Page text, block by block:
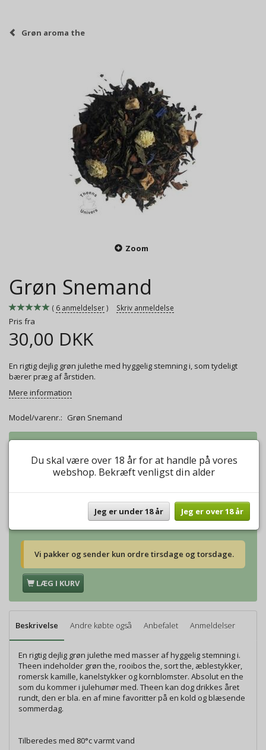
Grøn aroma the
Zoom
Grøn Snemand
6 anmeldelser Skriv anmeldelse
Pris fra
30,00 DKK
En rigtig dejlig grøn julethe med hyggelig stemning i, som tydeligt
bærer præg af årstiden.
Mere information
Model/varenr.: Grøn Snemand
Vægt:100g
45,00 DKK
250g
112,00 DKK
Vægt:500g
224,00 DKK
448,00 DKK
Vi pakker og sender kun ordre tirsdage og torsdage.
LÆG I KURV
Beskrivelse Andre købte også Anbefalet Anmeldelser
En rigtig dejlig grøn julethe med masser af hyggelig stemning i.
Theen indeholder grøn the, rooibos the, sort the, æblestykker,
romersk kamille, kanelstykker og kornblomster. Absolut en the
som du kommer i julehumør med. Theen kan dog drikkes året
rundt, den er bla. en af mine favoritter på en kold og blæsende
sommerdag.
Tilberedes med 80°c varmt vand
Du skal være over 18 år for at handle på vores
webshop. Bekræft venligst din alder
Jeg er under 18 år Jeg er over 18 år